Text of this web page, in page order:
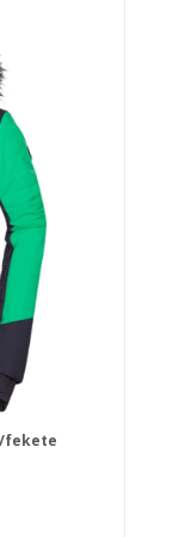
fekete